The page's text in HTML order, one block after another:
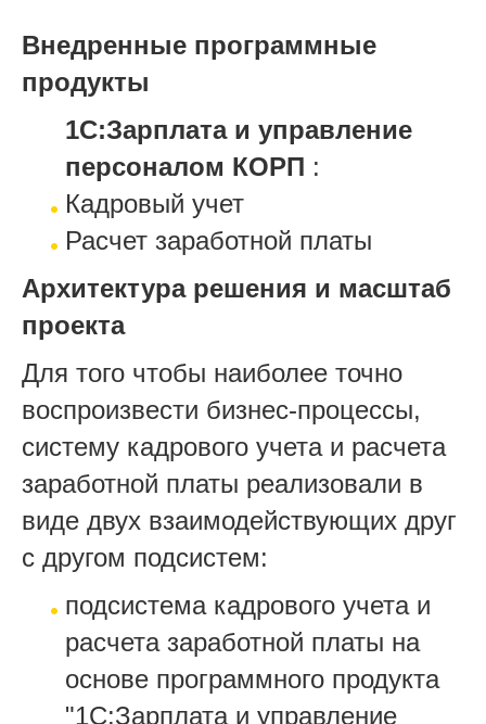
Внедренные программные
продукты
1С:Зарплата и управление
персоналом КОРП :
Кадровый учет
Расчет заработной платы
Архитектура решения и масштаб
проекта
Для того чтобы наиболее точно
воспроизвести бизнес-процессы,
систему кадрового учета и расчета
заработной платы реализовали в
виде двух взаимодействующих друг
с другом подсистем:
подсистема кадрового учета и
расчета заработной платы на
основе программного продукта
"1С:Зарплата и управление